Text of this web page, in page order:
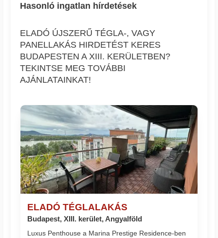
Hasonló ingatlan hírdetések
ELADÓ ÚJSZERŰ TÉGLA-, VAGY
PANELLAKÁS HIRDETÉST KERES
BUDAPESTEN A XIII. KERÜLETBEN?
TEKINTSE MEG TOVÁBBI
AJÁNLATAINKAT!
ELADÓ TÉGLALAKÁS
Budapest, XIII. kerület, Angyalföld
Luxus Penthouse a Marina Prestige Residence-ben